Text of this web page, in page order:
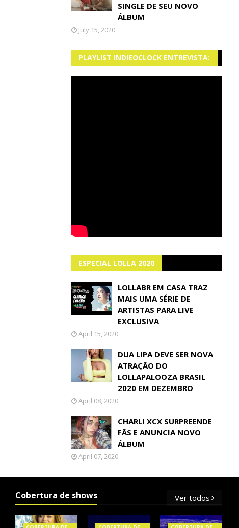
SINGLE DE SEU NOVO
ÁLBUM
July 15, 2020
PLAYLIST INDIEOCLOCK ENTREVISTA:
ESPECIAL LOLLA 2020
LOLLABR EM CASA TRAZ
MAIS UMA SÉRIE DE
ARTISTAS PARA LIVE
EXCLUSIVA
April 15, 2020
DUA LIPA DEVE SER NOVA
ATRAÇÃO DO
LOLLAPALOOZA BRASIL
2020 EM DEZEMBRO
April 08, 2020
CHARLI XCX SURPREENDE
FÃS E ANUNCIA NOVO
ÁLBUM
April 07, 2020
Cobertura de shows Ver todos